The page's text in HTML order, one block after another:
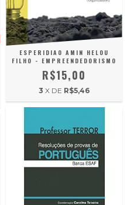
ESPERIDIAO AMIN HELOU
FILHO - EMPREENDEDORISMO
R$15,00
3 X DE R$5,46